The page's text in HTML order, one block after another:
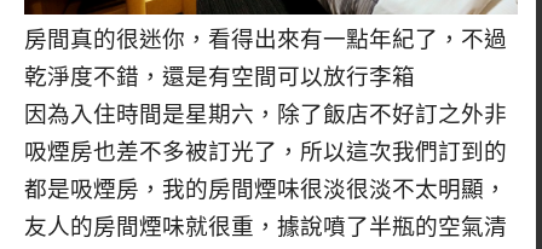
房間真的很迷你，看得出來有一點年紀了，不過
乾淨度不錯，還是有空間可以放行李箱
因為入住時間是星期六，除了飯店不好訂之外非
吸煙房也差不多被訂光了，所以這次我們訂到的
都是吸煙房，我的房間煙味很淡很淡不太明顯，
友人的房間煙味就很重，據說噴了半瓶的空氣清